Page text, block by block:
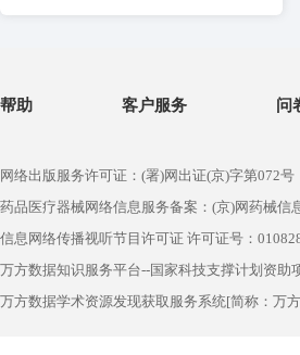
帮助 客户服务 问
网络出版服务许可证：(署)网出证(京)字第072号
药品医疗器械网络信息服务备案：(京)网药械信
信息网络传播视听节目许可证 许可证号：
万方数据知识服务平台--国家科技支撑计划资助
万方数据学术资源发现获取服务系统[简称：万